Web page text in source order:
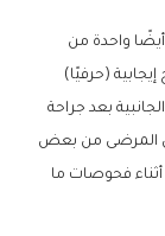
واحدة من
(حرفيًا)
بعد جراحة
المرضى من بعض
أثناء فحوصات ما